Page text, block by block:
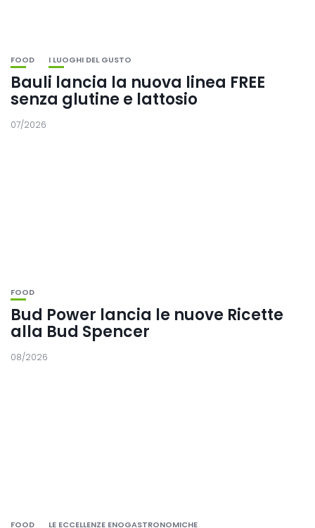
FOOD I LUOGHI DEL GUSTO
Bauli lancia la nuova linea FREE
senza glutine e lattosio
07/2026
FOOD
Bud Power lancia le nuove Ricette
alla Bud Spencer
08/2026
FOOD LE ECCELLENZE ENOGASTRONOMICHE